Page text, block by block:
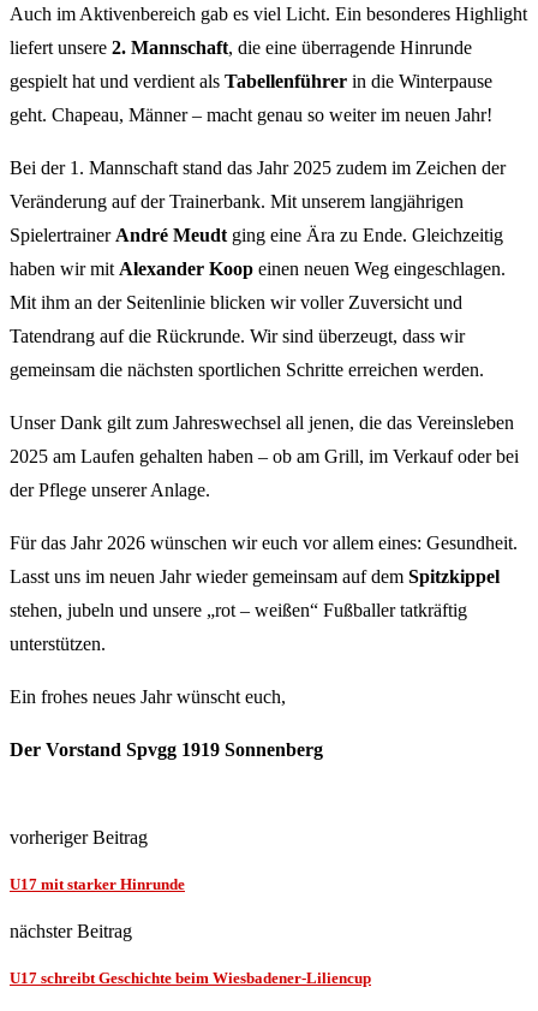
Auch im Aktivenbereich gab es viel Licht. Ein besonderes Highlight
liefert unsere 2. Mannschaft, die eine überragende Hinrunde
gespielt hat und verdient als Tabellenführer in die Winterpause
geht. Chapeau, Männer – macht genau so weiter im neuen Jahr!
Bei der 1. Mannschaft stand das Jahr 2025 zudem im Zeichen der
Veränderung auf der Trainerbank. Mit unserem langjährigen
Spielertrainer André Meudt ging eine Ära zu Ende. Gleichzeitig
haben wir mit Alexander Koop einen neuen Weg eingeschlagen.
Mit ihm an der Seitenlinie blicken wir voller Zuversicht und
Tatendrang auf die Rückrunde. Wir sind überzeugt, dass wir
gemeinsam die nächsten sportlichen Schritte erreichen werden.
Unser Dank gilt zum Jahreswechsel all jenen, die das Vereinsleben
2025 am Laufen gehalten haben – ob am Grill, im Verkauf oder bei
der Pflege unserer Anlage.
Für das Jahr 2026 wünschen wir euch vor allem eines: Gesundheit.
Lasst uns im neuen Jahr wieder gemeinsam auf dem Spitzkippel
stehen, jubeln und unsere „rot – weißen“ Fußballer tatkräftig
unterstützen.
Ein frohes neues Jahr wünscht euch,
Der Vorstand Spvgg 1919 Sonnenberg
vorheriger Beitrag
U17 mit starker Hinrunde
nächster Beitrag
U17 schreibt Geschichte beim Wiesbadener-Liliencup